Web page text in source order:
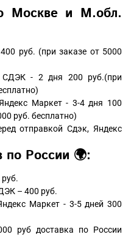
Москве и М.обл.
руб. (при заказе от 5000
- 2 дня 200 руб.(при
Маркет - 3-4 дня 100
руб. бесплатно)
отправкой Сдэк, Яндекс
по России 🌍:
– 400 руб.
Маркет - 3-5 дней 300
руб доставка по России